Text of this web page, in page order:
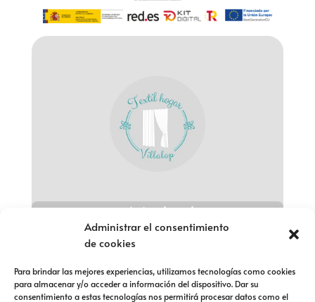
Administrar el consentimiento
de cookies
Para brindar las mejores experiencias, utilizamos tecnologías como cookies
para almacenar y/o acceder a información del dispositivo. Dar su
consentimiento a estas tecnologías nos permitirá procesar datos como el
Aviso legal
Política de privacidad
Política de devolución